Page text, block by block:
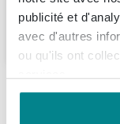
publicité et
avec d'autres
ou qu'ils ont
169,
Ce que nos